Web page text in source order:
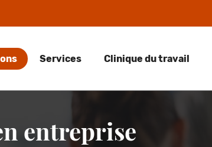
Services Clinique du travail
entreprise